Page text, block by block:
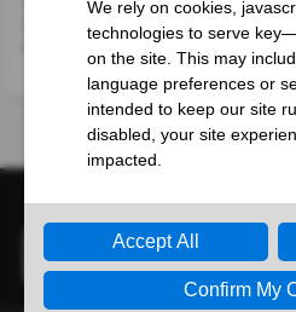
M9 Female Plug Straight
Metal Shell Field Wireable
Power Connector